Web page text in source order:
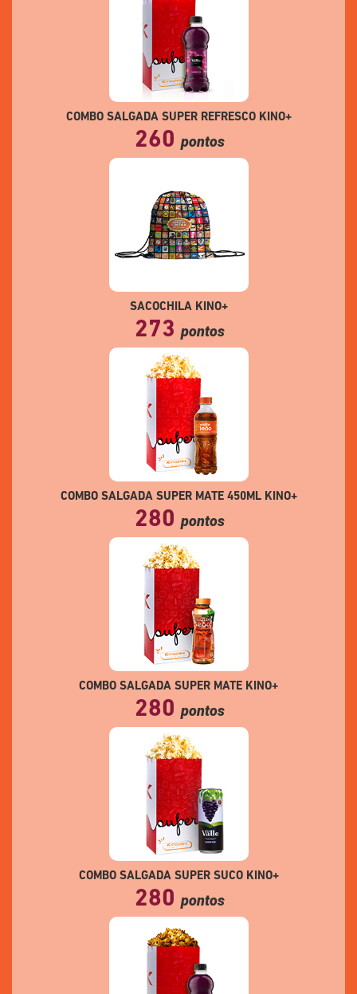
COMBO SALGADA SUPER REFRESCO KINO+
260 pontos
SACOCHILA KINO+
273 pontos
COMBO SALGADA SUPER MATE 450ML KINO+
280 pontos
COMBO SALGADA SUPER MATE KINO+
280 pontos
COMBO SALGADA SUPER SUCO KINO+
280 pontos